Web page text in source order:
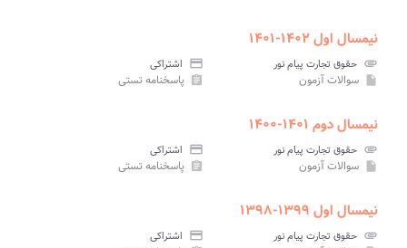
نیمسال اول ۱۴۰۲-۱۴۰۱
attachment حقوق تجارت پیام نور credit_card اشتراکی
insert_drive_file سوالات آزمون assignment پاسخنامه تستی
نیمسال دوم ۱۴۰۱-۱۴۰۰
attachment حقوق تجارت پیام نور credit_card اشتراکی
insert_drive_file سوالات آزمون assignment پاسخنامه تستی
نیمسال اول ۱۳۹۹-۱۳۹۸
attachment حقوق تجارت پیام نور credit_card اشتراکی